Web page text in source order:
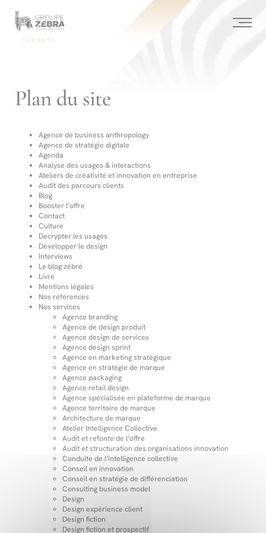
Marketing
de
l’innovation
TORONTO
Plan du site
Agence de business anthropology
Agence de stratégie digitale
Agenda
Analyse des usages & interactions​
Ateliers de créativité et innovation en entreprise
Audit des parcours clients
Blog
Booster l’offre
Contact
Culture
Decrypter les usages
Développer le design
Interviews
Le blog zébré
Livre
Mentions légales
Nos références
Nos services
Agence branding
Agence de design produit
Agence design de services
Agence design sprint
Agence en marketing stratégique
Agence en stratégie de marque
Agence packaging
Agence retail design
Agence spécialisée en plateforme de marque
Agence territoire de marque
Architecture de marque
Atelier Intelligence Collective
Audit et refonte de l’offre
Audit et structuration des organisations innovation
Conduite de l’intelligence collective
Conseil en innovation
Conseil en stratégie de différenciation
Consulting business model
Design
Design expérience client
Design fiction
Design fiction et prospectif